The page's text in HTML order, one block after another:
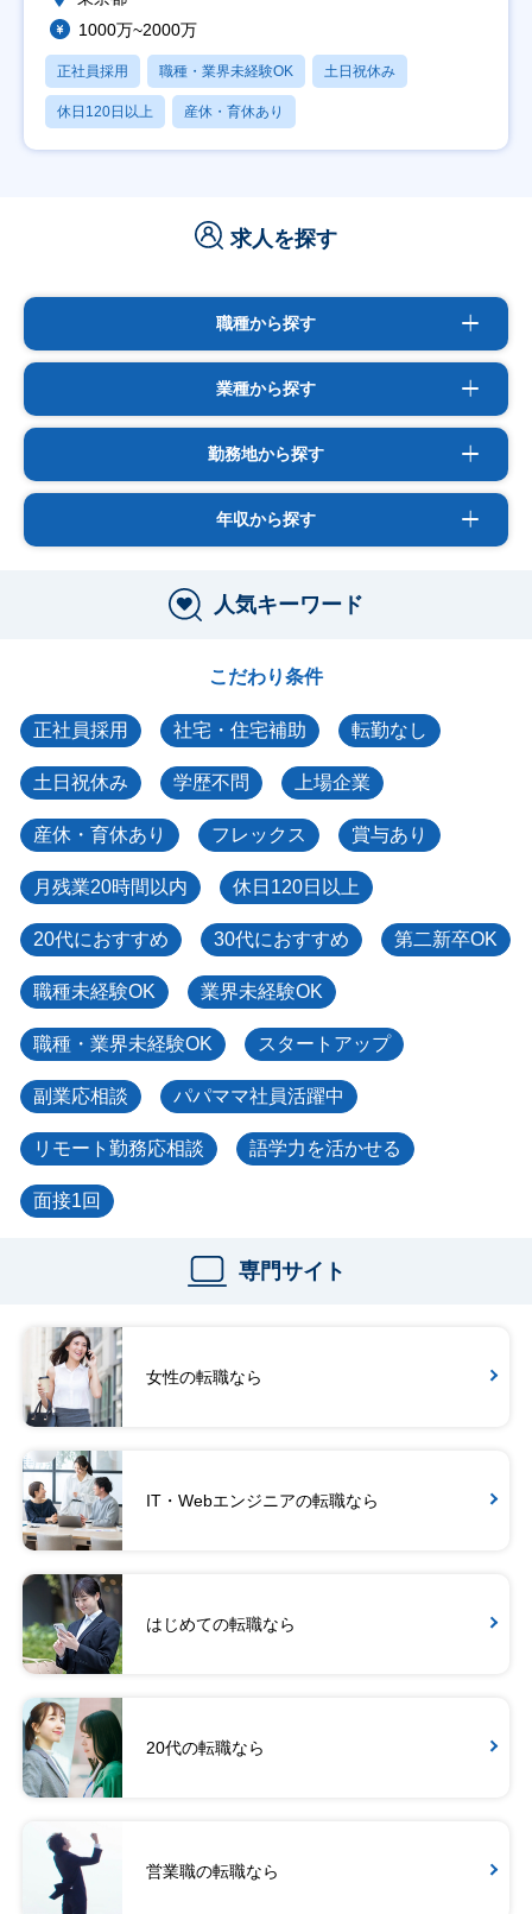
1000万~2000万
正社員採用 職種・業界未経験OK 土日祝休み
休日120日以上 産休・育休あり
求人を探す
職種から探す
業種から探す
勤務地から探す
年収から探す
人気キーワード
こだわり条件
正社員採用 社宅・住宅補助 転勤なし
土日祝休み 学歴不問 上場企業
産休・育休あり フレックス 賞与あり
月残業20時間以内 休日120日以上
20代におすすめ 30代におすすめ 第二新卒OK
職種未経験OK 業界未経験OK
職種・業界未経験OK スタートアップ
副業応相談 パパママ社員活躍中
リモート勤務応相談 語学力を活かせる
面接1回
専門サイト
女性の転職なら
IT・Webエンジニアの転職なら
はじめての転職なら
20代の転職なら
営業職の転職なら